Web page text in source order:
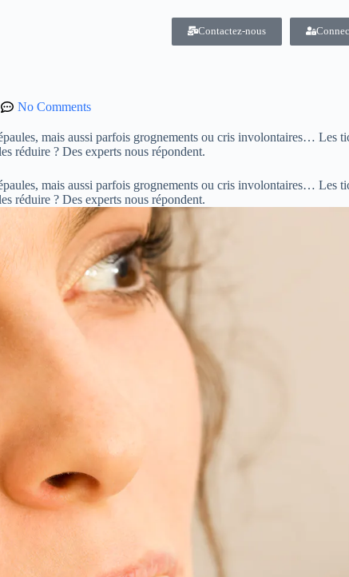
Contactez-nous
No Comments
mais aussi parfois grognements ou cris involontaires… Les
réduire ? Des experts nous répondent.
mais aussi parfois grognements ou cris involontaires… Les
réduire ? Des experts nous répondent.